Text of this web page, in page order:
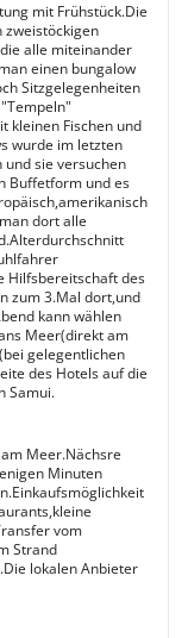
mit Frühstück.Die
zweistöckigen
alle miteinander
einen bungalow
Sitzgelegenheiten
kleinen Fischen und
wurde im letzten
und sie versuchen
Buffetform und es
dort alle
Hilfsbereitschaft des
zum 3.Mal dort,und
kann wählen
Meer(direkt am
gelegentlichen
des Hotels auf die
Samui.
Meer.Nächsre
Minuten
vom
Strand
lokalen Anbieter